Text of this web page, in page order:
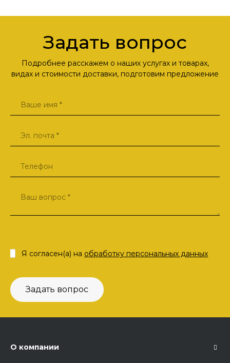
Задать вопрос
Подробнее расскажем о наших услугах и товарах,
видах и стоимости доставки, подготовим предложение
Задать вопрос
Я согласен(а) на обработку персональных данных
О компании